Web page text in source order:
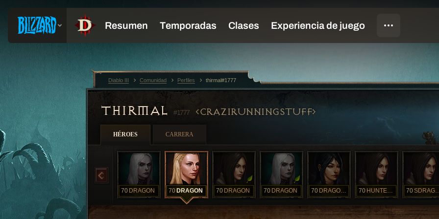
THIRMAL #1777 CRAZIRUNNINGSTUFF
HÉROES CARRERA
70 DRAGON 70 DRAGON 70 DRAGON 70 DRAGON 70 DRAGONLORD 70 HUNTERDRAGAN 70
Diablo III Comunidad Perfiles thirmal#1777